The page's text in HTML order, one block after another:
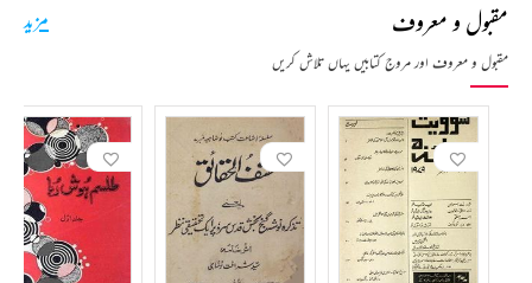
مقبول و معروف
مقبول و معروف اور مروج کتابیں یہاں تلاش کریں
مزید